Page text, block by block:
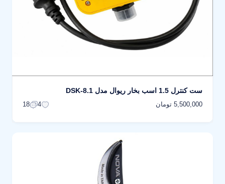
ست کنترل 1.5 اسب بخار ریوال مدل DSK-8.1
5,500,000 تومان 4
18